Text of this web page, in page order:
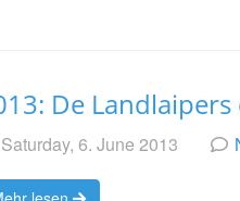
De
Saturday, 6. June 2013